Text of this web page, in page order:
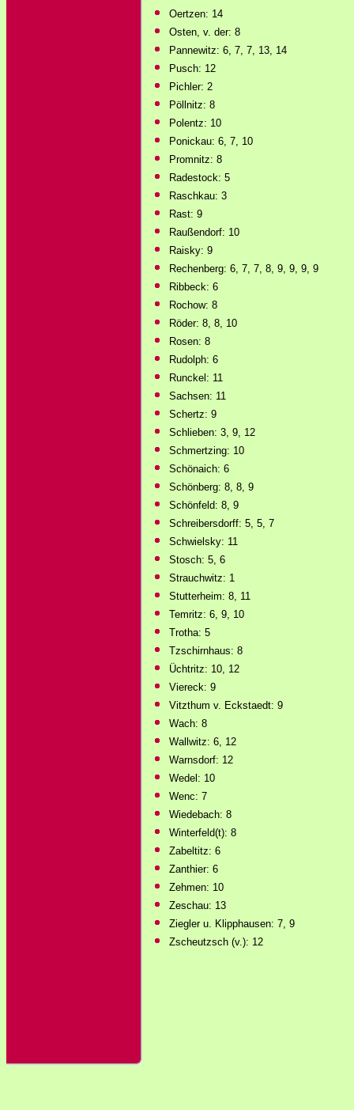
Oertzen: 14
Osten, v. der: 8
Pannewitz: 6, 7, 7, 13, 14
Pusch: 12
Pichler: 2
Pöllnitz: 8
Polentz: 10
Ponickau: 6, 7, 10
Promnitz: 8
Radestock: 5
Raschkau: 3
Rast: 9
Raußendorf: 10
Raisky: 9
Rechenberg: 6, 7, 7, 8, 9, 9, 9, 9
Ribbeck: 6
Rochow: 8
Röder: 8, 8, 10
Rosen: 8
Rudolph: 6
Runckel: 11
Sachsen: 11
Schertz: 9
Schlieben: 3, 9, 12
Schmertzing: 10
Schönaich: 6
Schönberg: 8, 8, 9
Schönfeld: 8, 9
Schreibersdorff: 5, 5, 7
Schwielsky: 11
Stosch: 5, 6
Strauchwitz: 1
Stutterheim: 8, 11
Temritz: 6, 9, 10
Trotha: 5
Tzschirnhaus: 8
Üchtritz: 10, 12
Viereck: 9
Vitzthum v. Eckstaedt: 9
Wach: 8
Wallwitz: 6, 12
Warnsdorf: 12
Wedel: 10
Wenc: 7
Wiedebach: 8
Winterfeld(t): 8
Zabeltitz: 6
Zanthier: 6
Zehmen: 10
Zeschau: 13
Ziegler u. Klipphausen: 7, 9
Zscheutzsch (v.): 12